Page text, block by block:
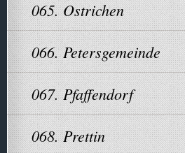
065. Ostrichen
066. Petersgemeinde
067. Pfaffendorf
068. Prettin